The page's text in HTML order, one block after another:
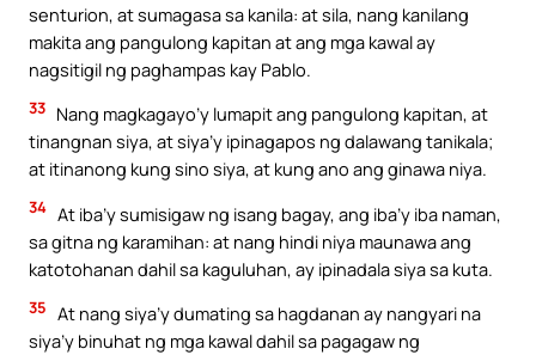
senturion, at sumagasa sa kanila: at sila, nang kanilang
makita ang pangulong kapitan at ang mga kawal ay
nagsitigil ng paghampas kay Pablo.
33 Nang magkagayo’y lumapit ang pangulong kapitan, at
tinangnan siya, at siya’y ipinagapos ng dalawang tanikala;
at itinanong kung sino siya, at kung ano ang ginawa niya.
34 At iba’y sumisigaw ng isang bagay, ang iba’y iba naman,
sa gitna ng karamihan: at nang hindi niya maunawa ang
katotohanan dahil sa kaguluhan, ay ipinadala siya sa kuta.
35 At nang siya’y dumating sa hagdanan ay nangyari na
siya’y binuhat ng mga kawal dahil sa pagagaw ng